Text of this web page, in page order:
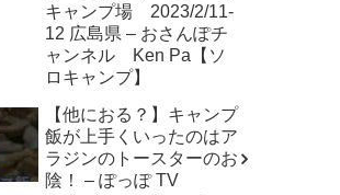
キャンプ場 2023/2/11-
12 広島県 – おさんぽチ
ャンネル Ken Pa【ソ
ロキャンプ】
【他におる？】キャンプ
飯が上手くいったのはア
ラジンのトースターのお
陰！ – ぽっぽ TV